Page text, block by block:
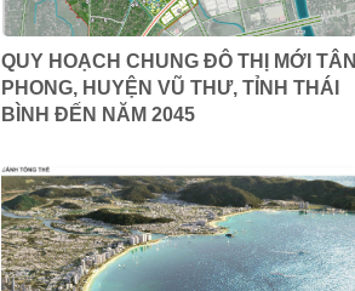
QUY HOẠCH CHUNG ĐÔ THỊ MỚI TÂN
PHONG, HUYỆN VŨ THƯ, TỈNH THÁI
BÌNH ĐẾN NĂM 2045